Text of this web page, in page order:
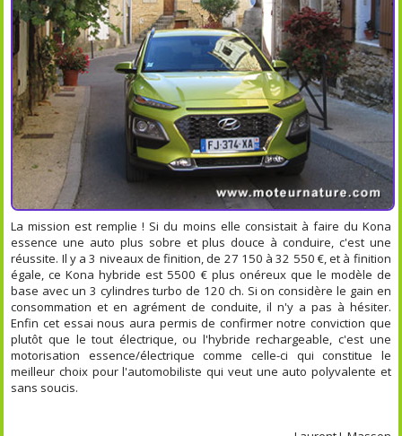
La mission est remplie ! Si du moins elle consistait à faire du Kona
essence une auto plus sobre et plus douce à conduire, c'est une
réussite. Il y a 3 niveaux de finition, de 27 150 à 32 550 €, et à finition
égale, ce Kona hybride est 5500 € plus onéreux que le modèle de
base avec un 3 cylindres turbo de 120 ch. Si on considère le gain en
consommation et en agrément de conduite, il n'y a pas à hésiter.
Enfin cet essai nous aura permis de confirmer notre conviction que
plutôt que le tout électrique, ou l'hybride rechargeable, c'est une
motorisation essence/électrique comme celle-ci qui constitue le
meilleur choix pour l'automobiliste qui veut une auto polyvalente et
sans soucis.